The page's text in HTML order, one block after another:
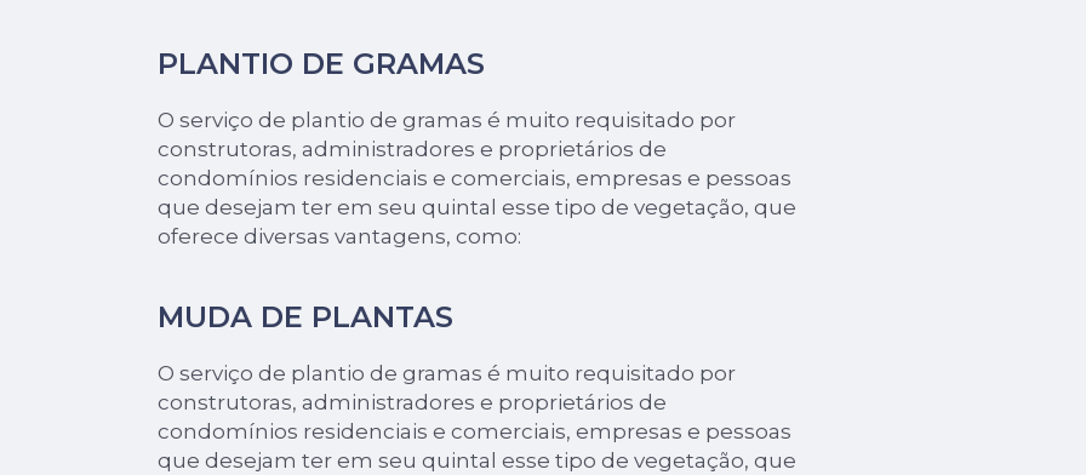
PLANTIO DE GRAMAS
O serviço de plantio de gramas é muito requisitado por
construtoras, administradores e proprietários de
condomínios residenciais e comerciais, empresas e pessoas
que desejam ter em seu quintal esse tipo de vegetação, que
oferece diversas vantagens, como:
MUDA DE PLANTAS
O serviço de plantio de gramas é muito requisitado por
construtoras, administradores e proprietários de
condomínios residenciais e comerciais, empresas e pessoas
que desejam ter em seu quintal esse tipo de vegetação, que